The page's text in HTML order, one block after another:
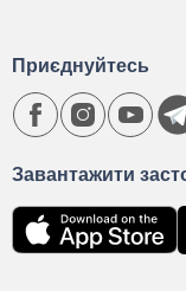
Завантажити
Приєднуйтесь